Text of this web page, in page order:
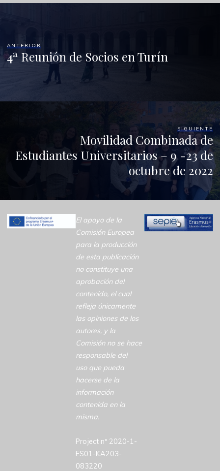
ANTERIOR
4ª Reunión de Socios en Turín
SIGUIENTE
Movilidad Combinada de
Estudiantes Universitarios – 9 -23 de
octubre de 2022
El apoyo de la
Comisión Europea
para la producción
de esta publicación
no constituye una
aprobación del
contenido, el cual
refleja únicamente
las opiniones de los
autores, y la
Comisión no se hace
responsable del
uso que pueda
hacerse de la
información
contenida en la
misma.
Project nº 2020-1-
ES01-KA203-
083220